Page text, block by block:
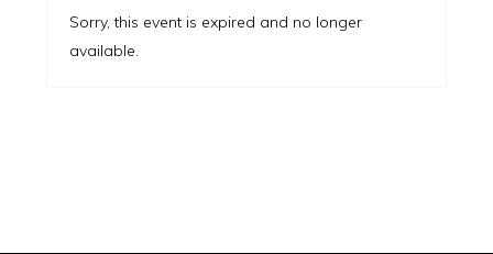
Sorry, this event is expired and no longer
available.